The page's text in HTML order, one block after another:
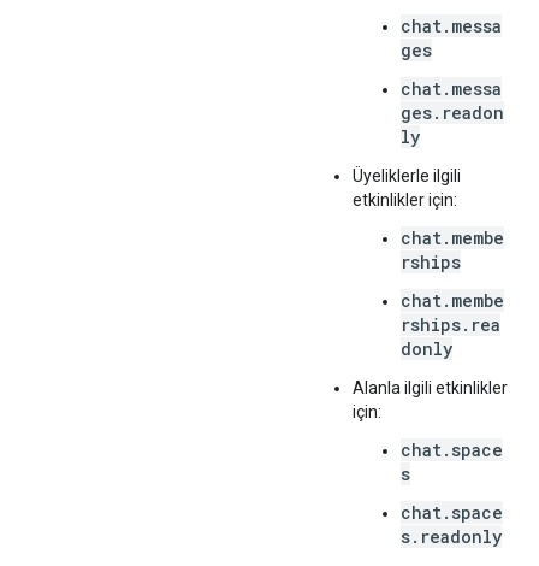
chat.messa
ges
chat.messa
ges.readon
ly
Üyeliklerle ilgili
etkinlikler için:
chat.membe
rships
chat.membe
rships.rea
donly
Alanla ilgili etkinlikler
için:
chat.space
s
chat.space
s.readonly